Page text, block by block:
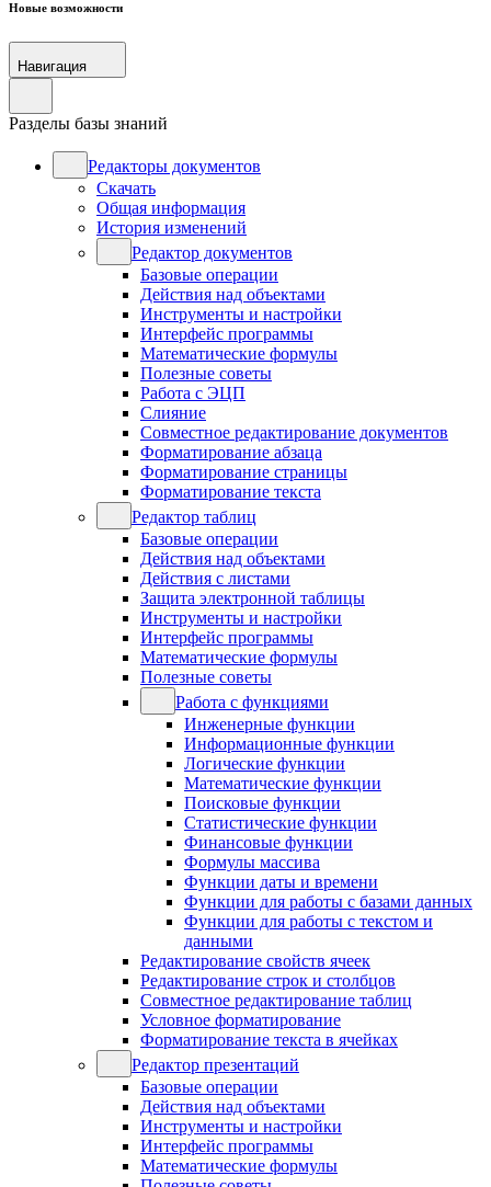
Новые возможности
Навигация
Разделы базы знаний
Редакторы документов
Скачать
Общая информация
История изменений
Редактор документов
Базовые операции
Действия над объектами
Инструменты и настройки
Интерфейс программы
Математические формулы
Полезные советы
Работа с ЭЦП
Слияние
Совместное редактирование документов
Форматирование абзаца
Форматирование страницы
Форматирование текста
Редактор таблиц
Базовые операции
Действия над объектами
Действия с листами
Защита электронной таблицы
Инструменты и настройки
Интерфейс программы
Математические формулы
Полезные советы
Работа с функциями
Инженерные функции
Информационные функции
Логические функции
Математические функции
Поисковые функции
Статистические функции
Финансовые функции
Формулы массива
Функции даты и времени
Функции для работы с базами данных
Функции для работы с текстом и
данными
Редактирование свойств ячеек
Редактирование строк и столбцов
Совместное редактирование таблиц
Условное форматирование
Форматирование текста в ячейках
Редактор презентаций
Базовые операции
Действия над объектами
Инструменты и настройки
Интерфейс программы
Математические формулы